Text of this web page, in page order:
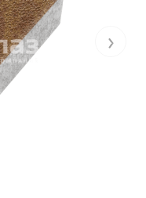
›